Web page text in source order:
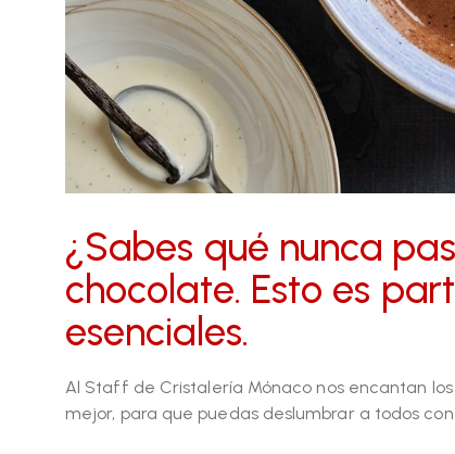
¿Sabes qué nunca
chocolate. Esto es
esenciales.
Al Staff de Cristalería Mónaco nos encantan
mejor, para que puedas deslumbrar a todos